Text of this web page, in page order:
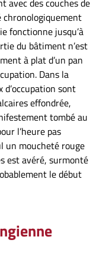
fonctionne jusqu’à
du bâtiment n’est
à plat d’un pan
Dans la
d’occupation sont
effondrée,
tombé au
l’heure pas
un moucheté rouge
est avéré, surmonté
le début